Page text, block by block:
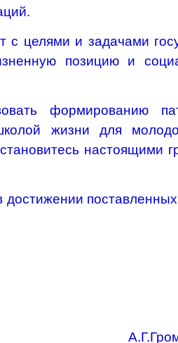
с целями и задачами
позицию и
формированию
жизни для
настоящими